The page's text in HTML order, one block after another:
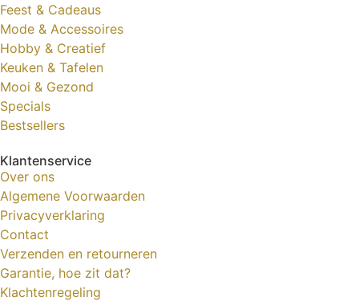
Feest & Cadeaus
Mode & Accessoires
Hobby & Creatief
Keuken & Tafelen
Mooi & Gezond
Specials
Bestsellers
Klantenservice
Over ons
Algemene Voorwaarden
Privacyverklaring
Contact
Verzenden en retourneren
Garantie, hoe zit dat?
Klachtenregeling